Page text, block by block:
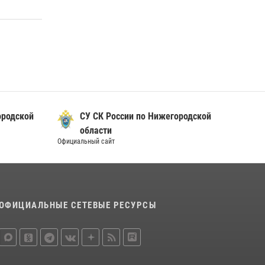
СУ СК России по Нижегородской
области
Официальный сайт
СЕТЕВЫЕ РЕСУРСЫ